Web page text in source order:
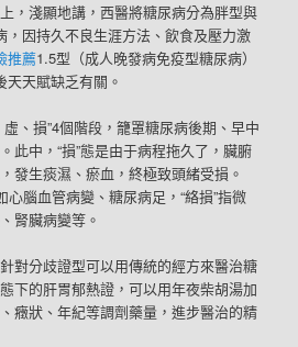
，淺顯地講，西醫將糖尿病分為胖型與
，因持久不良生涯方法、飲食及壓力激
推薦1.5型（成人晚發病免疫型糖尿病）
天賦缺乏有關。
、損”4個階段，籠罩糖尿病後期、早中
此中，“損”態是由于病程拖久了，臟腑
發生痰濕、瘀血，終極致頭緒受損。
心腦血管病變、糖尿病足，“絡損”指微
腎臟病變等。
對分歧證型可以用傳統的經方來醫治糖
下的肝胃郁熱證，可以用年夜柴胡湯加
癥狀、年紀等調劑藥量，進步醫治的精